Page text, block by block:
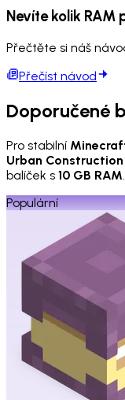
Nevíte kolik RAM
Přečtěte si náš
Přečíst návod
Doporučené
Pro stabilní
Urban Construction
balíček s 10 GB RAM
Populární